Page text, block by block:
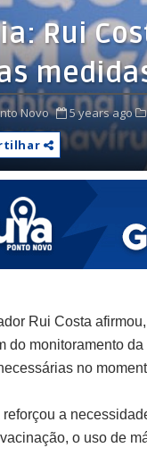
Rui
Novo 5 years ago
Rui Costa
do monitoramento
no
reforçou a
o uso de